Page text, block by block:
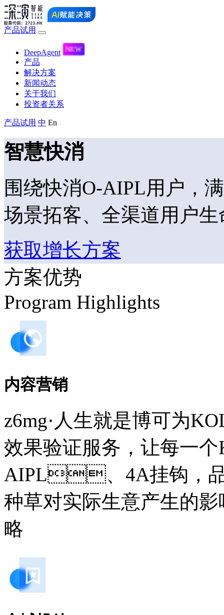
产品试用
DeepAgent
产品
解决方案
新闻动态
关于我们
投资者关系
产品试用 中 En
智慧快消
围绕快消O-AIPL用户，
场景拓客、全渠道用户
获取增长方案
方案优势
Program Highlights
内容营销
z6mg·人生就是博可为
效果验证服务，让每一
AIPL、4A挂钩，
种草对实际生意产生的影
略